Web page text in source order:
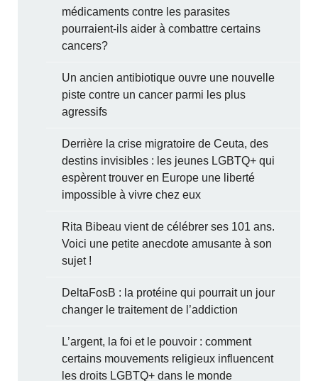
médicaments contre les parasites
pourraient-ils aider à combattre certains
cancers?
Un ancien antibiotique ouvre une nouvelle
piste contre un cancer parmi les plus
agressifs
Derrière la crise migratoire de Ceuta, des
destins invisibles : les jeunes LGBTQ+ qui
espèrent trouver en Europe une liberté
impossible à vivre chez eux
Rita Bibeau vient de célébrer ses 101 ans.
Voici une petite anecdote amusante à son
sujet !
DeltaFosB : la protéine qui pourrait un jour
changer le traitement de l’addiction
L’argent, la foi et le pouvoir : comment
certains mouvements religieux influencent
les droits LGBTQ+ dans le monde